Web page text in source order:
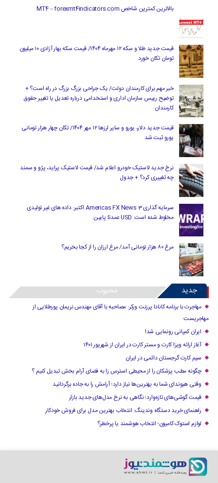
بالاترین کمترین شاخص MT4 – forexmt4indicators.com
قیمت جدید طلا و سکه ۱۲ مهرماه ۱۴۰۴/ قیمت سکه بهار آزادی ۱۰ میلیون
تومان تکان خورد
خبر مهم برای کارمندان دولت/ یک جراحی بزرگ بزرگ در راه است؟ +
توضیح رییس سازمان اداری و استخدامی درباره تعدیل یا تغییر حقوق
کارمندان
قیمت جدید دلار، یورو و سایر ارزها ۱۲ مهر ۱۴۰۴/ تکان چهار هزار تومانی
یورو ثبت شد
نرخ جدید لاستیک خودرو اعلام شد/ قیمت لاستیک پراید، پژو و سمند
چه تغییری کرد؟ + جدول
سرمایه گذاری Americas FX News 3 اکتبر: داده های غیر تولیدی
مخلوط شده است. USD عمدتا پایین.
مرغ ۸۰ هزار تومانی آمد/ مرغ ارزان را از کجا بخریم؟
جدید محبوب
مهاجرت با برنامه کانادا پرزنت ورکر: مصاحبه با آقای مهندس نریمان پورطلایی از
مهاجریست
ایران کمپانی رونمایی شد!
آغاز ارائه ویزا کارت و مستر کارت در ایران از شهریور ۱۴۰۱
سیم کارت گرجستان دائمی در ایران
چگونه مطب پزشکان را از محیطی استرس زا به فضای آرام بخش تبدیل کنیم ؟
وقتی هیوندای شما به بهترین‌ها نیاز دارد؛ آرامش را به جاده برگردانید
قیمت گوشی‌های تازه‌وارد؛ نگاهی به نرخ مدل‌های جدید بازار
راهنمای خرید دستگاه وندینگ: انتخاب بهترین مدل برای فروش خودکار
لوازم استوک کامیون؛ انتخاب هوشمند یا پرخطر؟